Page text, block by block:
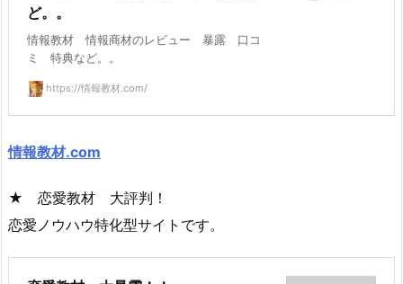
ど。。
情報教材 情報商材のレビュー 暴露 口コ
ミ 特典など。。
https://情報教材.com/
情報教材.com
★ 恋愛教材 大評判！
恋愛ノウハウ特化型サイトです。